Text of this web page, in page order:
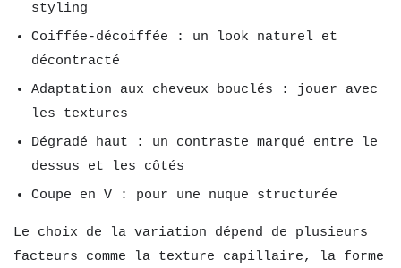
styling
Coiffée-décoiffée : un look naturel et
décontracté
Adaptation aux cheveux bouclés : jouer avec
les textures
Dégradé haut : un contraste marqué entre le
dessus et les côtés
Coupe en V : pour une nuque structurée
Le choix de la variation dépend de plusieurs
facteurs comme la texture capillaire, la forme